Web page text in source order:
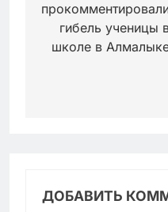
записям
гибель ученицы
школе в
ДОБАВИТЬ